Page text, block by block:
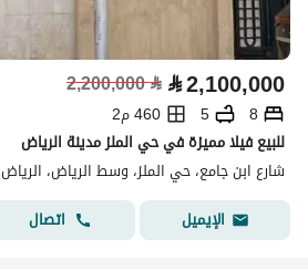
⃁2,100,000
⃁
2,200,000
8
5
460 م2
للبيع فيلا مميزة في حي الملز مدينة الرياض
شارع ابن جامع، حي الملز، وسط الرياض، الرياض
الإيميل
اتصال